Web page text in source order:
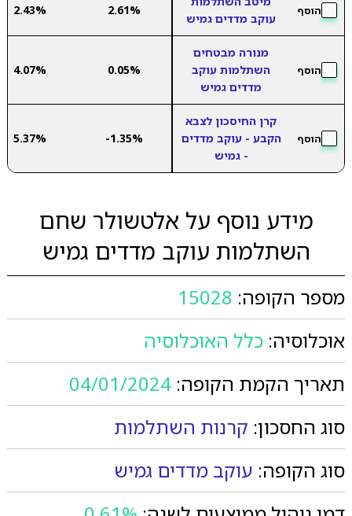
הוסף
עוקב מדדים גמיש
2.61%
2.43%
הוסף
מנורה מבטחים
השתלמות עוקב
מדדים גמיש
0.05%
4.07%
הוסף
קרן החיסכון לצבא
הקבע - עוקב מדדים
- גמיש
-1.35%
5.37%
מידע נוסף על אלטשולר שחם
השתלמות עוקב מדדים גמיש
מספר הקופה: 15028
אוכלוסיה: כלל האוכלוסיה
תאריך הקמת הקופה: 04/01/2024
סוג החסכון: קרנות השתלמות
סוג הקופה: עוקב מדדים גמיש